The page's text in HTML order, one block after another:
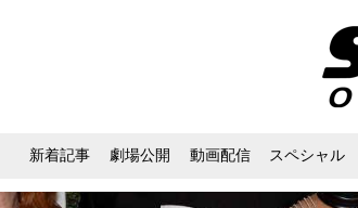
新着記事 劇場公開 動画配信 スペシャル